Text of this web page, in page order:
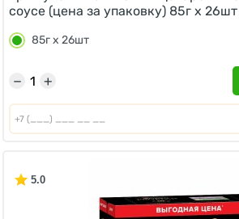
соусе (цена за упаковку) 85г х 26шт
85г х 26шт
+
−
5.0